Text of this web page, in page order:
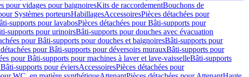
pour vidages pour baignoiresKits de raccordementBouchons de
Systèmes porteursHabillagesAccessoiresPièces détachées pour
supports pour lavabosPièces détachées pour Bâti-supports pour
supports pour urinoirsBâti-supports pour douches avec évacuation
pour Bâti-supports pour douches et baignoiresBâti-supports pour
pour Bâti-supports pour déversoirs murauxBâti-supports pour
pour Bâti-supports pour machines à laver et lave-vaisselleBâti-supports
supports pour éviersAccessoiresPièces détachées pour